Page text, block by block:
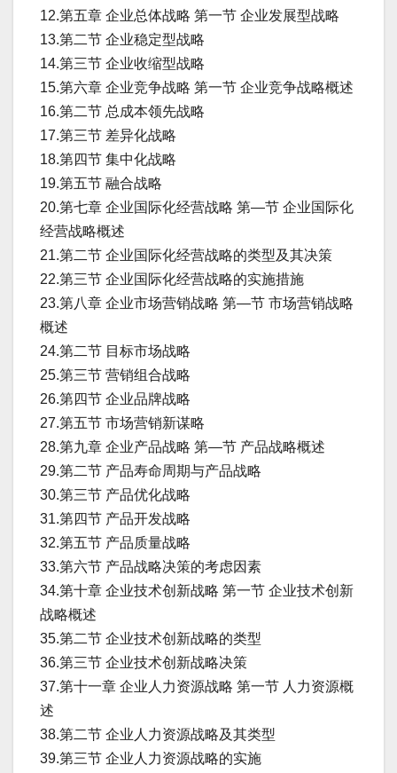
12.第五章 企业总体战略 第一节 企业发展型战略
13.第二节 企业稳定型战略
14.第三节 企业收缩型战略
15.第六章 企业竞争战略 第一节 企业竞争战略概述
16.第二节 总成本领先战略
17.第三节 差异化战略
18.第四节 集中化战略
19.第五节 融合战略
20.第七章 企业国际化经营战略 第—节 企业国际化
经营战略概述
21.第二节 企业国际化经营战略的类型及其决策
22.第三节 企业国际化经营战略的实施措施
23.第八章 企业市场营销战略 第—节 市场营销战略
概述
24.第二节 目标市场战略
25.第三节 营销组合战略
26.第四节 企业品牌战略
27.第五节 市场营销新谋略
28.第九章 企业产品战略 第—节 产品战略概述
29.第二节 产品寿命周期与产品战略
30.第三节 产品优化战略
31.第四节 产品开发战略
32.第五节 产品质量战略
33.第六节 产品战略决策的考虑因素
34.第十章 企业技术创新战略 第一节 企业技术创新
战略概述
35.第二节 企业技术创新战略的类型
36.第三节 企业技术创新战略决策
37.第十一章 企业人力资源战略 第一节 人力资源概
述
38.第二节 企业人力资源战略及其类型
39.第三节 企业人力资源战略的实施